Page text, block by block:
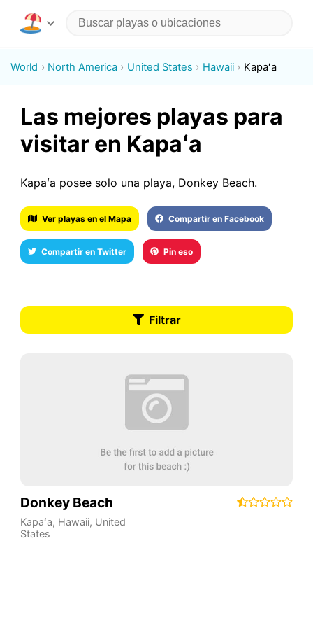
World North America United States Hawaii Kapaʻa
Las mejores playas para
visitar en Kapaʻa
Kapaʻa posee solo una playa, Donkey Beach.
Ver playas en el Mapa Compartir en Facebook
Compartir en Twitter Pin eso
Filtrar
Donkey Beach
Kapaʻa, Hawaii, United
States